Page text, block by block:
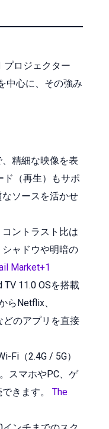
プロジェクター
中心に、その強み
精細な映像を表
ド（再生）もサポ
ソースを活かせ
コントラスト比は
ャドウや明暗の
Market+1
TV 11.0 OSを搭載
らNetflix、
どのアプリを直接
Fi（2.4G / 5G）
スマホやPC、ゲ
きます。 The